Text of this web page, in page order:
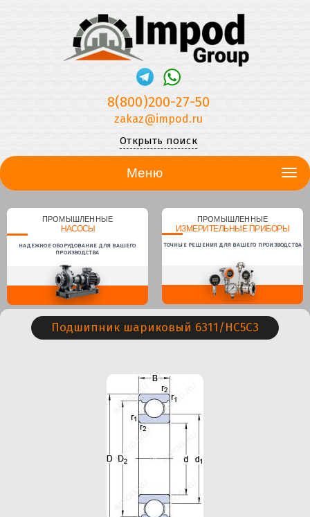
8(800)200-27-50
zakaz@impod.ru
Открыть поиск
Меню
ПРОМЫШЛЕННЫЕ
НАСОСЫ
НАДЕЖНОЕ ОБОРУДОВАНИЕ ДЛЯ ВАШЕГО
ПРОИЗВОДСТВА
ПРОМЫШЛЕННЫЕ
ИЗМЕРИТЕЛЬНЫЕ ПРИБОРЫ
ТОЧНЫЕ РЕШЕНИЯ ДЛЯ ВАШЕГО ПРОИЗВОДСТВА
Подшипник шариковый 6311/HC5C3